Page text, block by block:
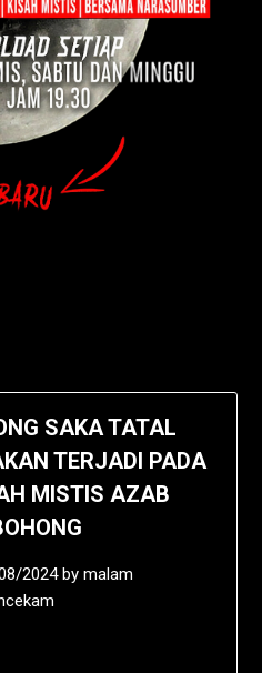
SAKA TATAL
TERJADI PADA
MISTIS AZAB
2024by malam